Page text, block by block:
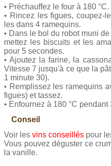
• Préchauffez le four à 180 °C.
• Rincez les figues, coupez-
les dans 4 ramequins.
• Dans le bol du robot muni
mettez les biscuits et les
pour 5 secondes.
• Ajoutez la farine, la
Vitesse 7 jusqu'à ce que la
1 minute 30).
• Remplissez les ramequins
figues) et tassez.
• Enfournez à 180 °C pendant
Conseil
Voir les vins conseillés pour
Vous pouvez déguster ce
la vanille.